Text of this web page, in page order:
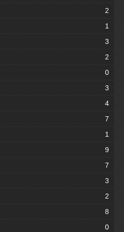
2
1
3
2
0
3
4
7
1
9
7
3
2
8
0